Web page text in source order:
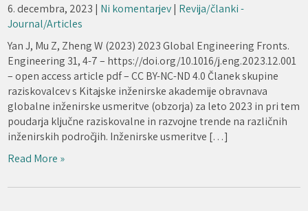
6. decembra, 2023 | Ni komentarjev| Revija/članki -
Journal/Articles
Yan J, Mu Z, Zheng W (2023) 2023 Global Engineering Fronts.
Engineering 31, 4-7 – https://doi.org/10.1016/j.eng.2023.12.001
– open access article pdf – CC BY-NC-ND 4.0 Članek skupine
raziskovalcev s Kitajske inženirske akademije obravnava
globalne inženirske usmeritve (obzorja) za leto 2023 in pri tem
poudarja ključne raziskovalne in razvojne trende na različnih
inženirskih področjih. Inženirske usmeritve […]
Read More »